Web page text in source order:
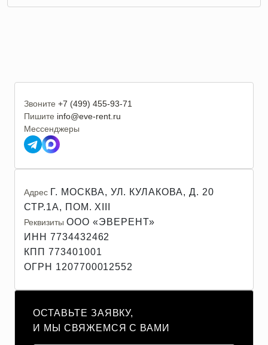
Звоните +7 (499) 455-93-71
Пишите info@eve-rent.ru
Мессенджеры
Адрес Г. МОСКВА, УЛ. КУЛАКОВА, Д. 20
СТР.1А, ПОМ. XIII
Реквизиты ООО «ЭВЕРЕНТ»
ИНН 7734432462
КПП 773401001
ОГРН 1207700012552
ОСТАВЬТЕ ЗАЯВКУ,
И МЫ СВЯЖЕМСЯ С ВАМИ